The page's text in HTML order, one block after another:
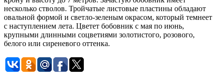
несколько стволов. Тройчатые листовые пластины обладают
овальной формой и светло-зеленым окрасом, который темнеет
с наступлением лета. Цветет бобовник с мая по июнь,
крупными длинными соцветиями золотистого, розового,
белого или сиреневого оттенка.